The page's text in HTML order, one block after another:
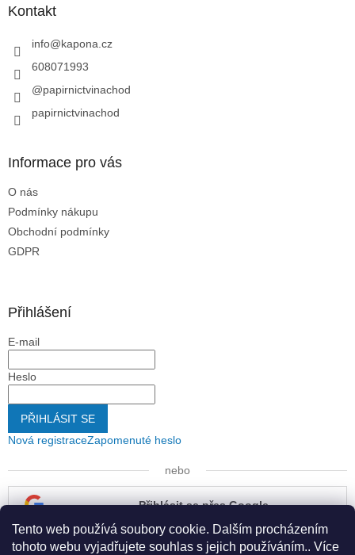
Tento web používá soubory cookie. Dalším procházením
tohoto webu vyjadřujete souhlas s jejich používáním.. Více
Kontakt
info@kapona.cz
608071993
@papirnictvinachod
papirnictvinachod
Informace pro vás
O nás
Podmínky nákupu
Obchodní podmínky
GDPR
Přihlášení
E-mail
Heslo
PŘIHLÁSIT SE
Nová registraceZapomenuté heslo
nebo
Přihlásit se přes Google
Přihlásit se přes Seznam